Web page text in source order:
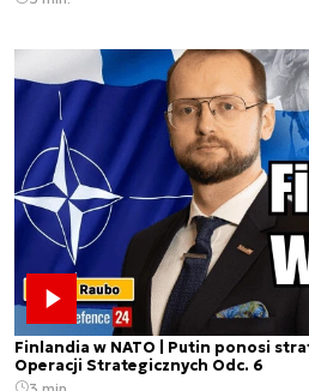
Finlandia w NATO | Putin ponosi
Operacji Strategicznych Odc. 6